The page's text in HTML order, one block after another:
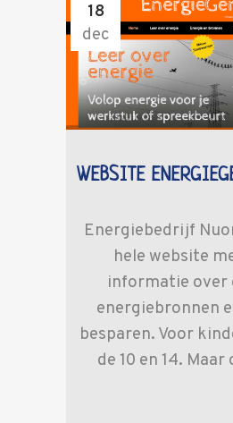
18
dec
WEBSITE
Energiebedrijf
hele website
informatie over
energiebronnen
besparen. Voor
de 10 en 14.